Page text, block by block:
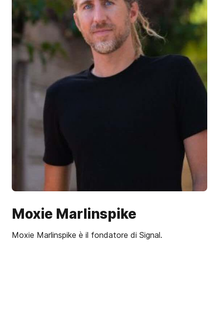
Moxie Marlinspike
Moxie Marlinspike è il fondatore di Signal.